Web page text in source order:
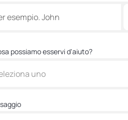
possiamo esservi d'aiuto?
uno